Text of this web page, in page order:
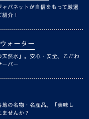
ャパネットが自信をもって厳選
介！
ォーター
天然水」。安心・安全、こだわ
ーバー
地の名物・名産品。「美味し
ませんか？